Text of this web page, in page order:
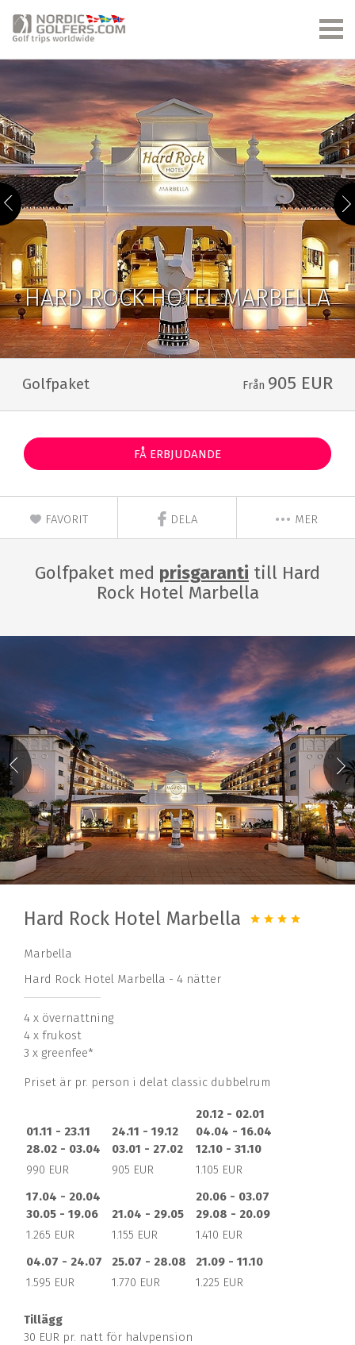
HARD ROCK HOTEL MARBELLA
Golfpaket Från 905 EUR
FÅ ERBJUDANDE
FAVORIT DELA MER
Golfpaket med prisgaranti till Hard
Rock Hotel Marbella
Hard Rock Hotel Marbella
Marbella
Hard Rock Hotel Marbella - 4 nätter
4 x övernattning
4 x frukost
3 x greenfee*
Priset är pr. person i delat classic dubbelrum
01.11 - 23.11
28.02 - 03.04
24.11 - 19.12
03.01 - 27.02
20.12 - 02.01
04.04 - 16.04
12.10 - 31.10
990 EUR
905 EUR
1.105 EUR
17.04 - 20.04
30.05 - 19.06
21.04 - 29.05
20.06 - 03.07
29.08 - 20.09
1.265 EUR
1.155 EUR
1.410 EUR
04.07 - 24.07
25.07 - 28.08
21.09 - 11.10
1.595 EUR
1.770 EUR 1.225 EUR
Tillägg
30 EUR pr. natt för halvpension